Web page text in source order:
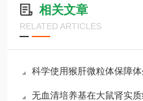
相关文章
RELATED ARTICLES
科学使用猴肝微粒体保障
无血清培养基在大鼠肾实